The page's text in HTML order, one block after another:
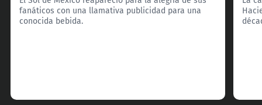
fanáticos con una llamativa publicidad para una
conocida bebida.